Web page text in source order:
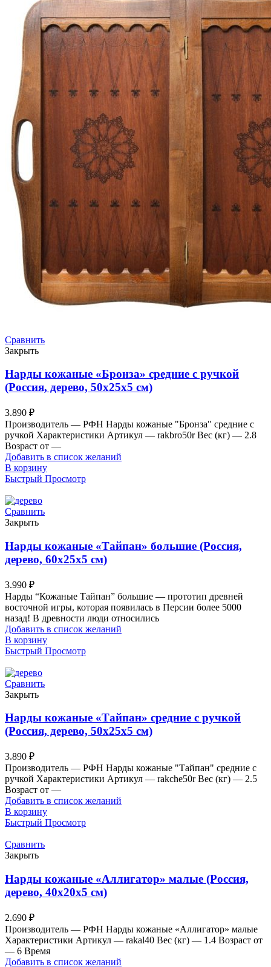
Сравнить
Закрыть
Нарды кожаные «Бронза» средние с ручкой
(Россия, дерево, 50х25х5 см)
3.890 ₽
Производитель — РФН Нарды кожаные "Бронза" средние с
ручкой Характеристики Артикул — rakbro50r Вес (кг) — 2.8
Возраст от —
Добавить в список желаний
В корзину
Быстрый Просмотр
Сравнить
Закрыть
Нарды кожаные «Тайпан» большие (Россия,
дерево, 60х25х5 см)
3.990 ₽
Нарды “Кожаные Тайпан” большие — прототип древней
восточной игры, которая появилась в Персии более 5000
назад! В древности люди относились
Добавить в список желаний
В корзину
Быстрый Просмотр
Сравнить
Закрыть
Нарды кожаные «Тайпан» средние с ручкой
(Россия, дерево, 50х25х5 см)
3.890 ₽
Производитель — РФН Нарды кожаные "Тайпан" средние с
ручкой Характеристики Артикул — rakche50r Вес (кг) — 2.5
Возраст от —
Добавить в список желаний
В корзину
Быстрый Просмотр
Сравнить
Закрыть
Нарды кожаные «Аллигатор» малые (Россия,
дерево, 40х20х5 см)
2.690 ₽
Производитель — РФН Нарды кожаные «Аллигатор» малые
Характеристики Артикул — rakal40 Вес (кг) — 1.4 Возраст от
— 6 Время
Добавить в список желаний